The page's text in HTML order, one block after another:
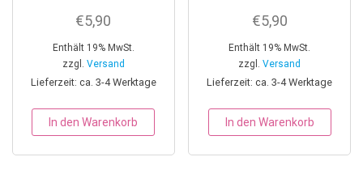
€5,90
Enthält 19% MwSt.
zzgl. Versand
Lieferzeit: ca. 3-4 Werktage
In den Warenkorb
€5,90
Enthält 19% MwSt.
zzgl.Versand
Lieferzeit: ca. 3-4 Werktage
In den Warenkorb